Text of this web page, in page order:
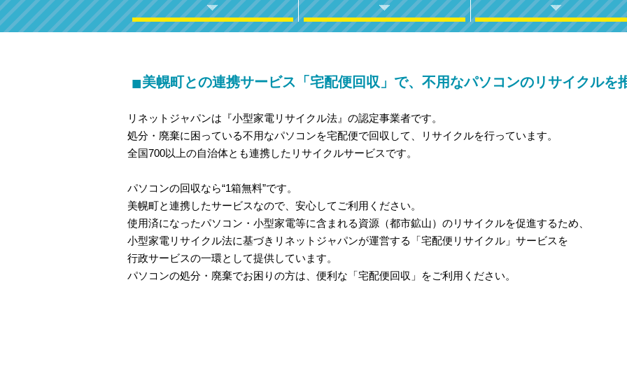
■美幌町との連携サービス「宅配便回収」で、不用なパソコンのリサイクルを
リネットジャパンは『小型家電リサイクル法』の認定事業者です。
処分・廃棄に困っている不用なパソコンを宅配便で回収して、リサイクルを行っています。
全国700以上の自治体とも連携したリサイクルサービスです。
パソコンの回収なら“1箱無料”です。
美幌町と連携したサービスなので、安心してご利用ください。
使用済になったパソコン・小型家電等に含まれる資源（都市鉱山）のリサイクルを促進するため、
小型家電リサイクル法に基づきリネットジャパンが運営する「宅配便リサイクル」サービスを
行政サービスの一環として提供しています。
パソコンの処分・廃棄でお困りの方は、便利な「宅配便回収」をご利用ください。